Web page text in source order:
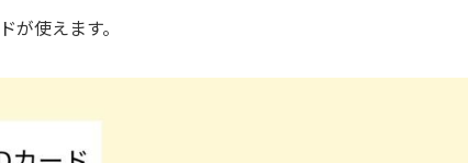
が使えます。